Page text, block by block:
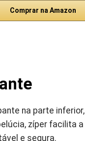
Comprar na Amazon
na parte inferior,
zíper facilita a
e segura.